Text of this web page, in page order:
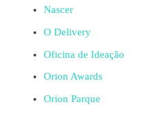
Nascer
O Delivery
Oficina de Ideação
Orion Awards
Orion Parque